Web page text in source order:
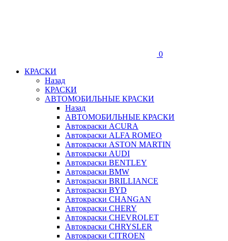
0
КРАСКИ
Назад
КРАСКИ
АВТОМОБИЛЬНЫЕ КРАСКИ
Назад
АВТОМОБИЛЬНЫЕ КРАСКИ
Автокраски ACURA
Автокраски ALFA ROMEO
Автокраски ASTON MARTIN
Автокраски AUDI
Автокраски BENTLEY
Автокраски BMW
Автокраски BRILLIANCE
Автокраски BYD
Автокраски CHANGAN
Автокраски CHERY
Автокраски CHEVROLET
Автокраски CHRYSLER
Автокраски CITROEN